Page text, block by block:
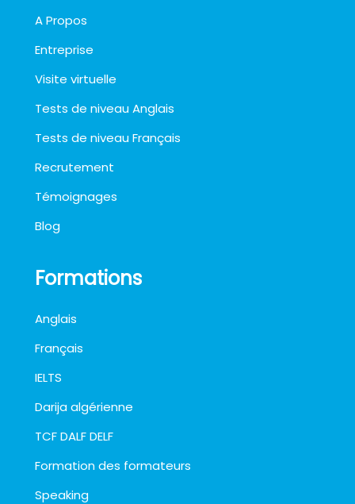
A Propos
Entreprise
Visite virtuelle
Tests de niveau Anglais
Tests de niveau Français
Recrutement
Témoignages
Blog
Formations
Anglais
Français
IELTS
Darija algérienne
TCF DALF DELF
Formation des formateurs
Speaking